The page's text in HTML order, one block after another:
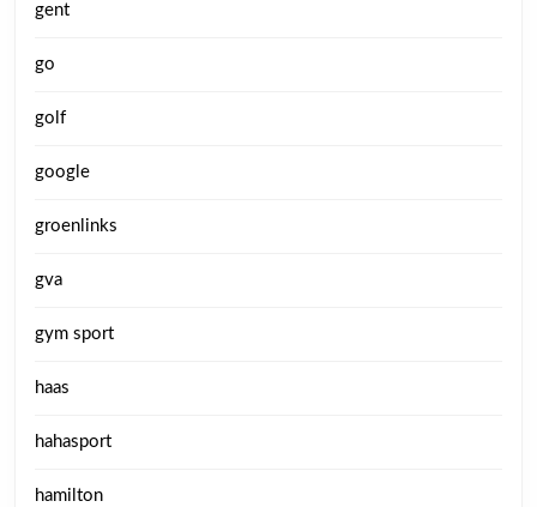
gent
go
golf
google
groenlinks
gva
gym sport
haas
hahasport
hamilton